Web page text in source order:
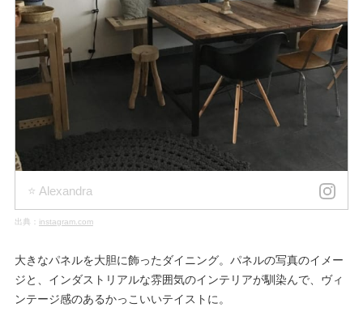
⭐️ Alexandra
出典： instagram.com
大きなパネルを大胆に飾ったダイニング。パネルの写真のイメー
ジと、インダストリアルな雰囲気のインテリアが馴染んで、ヴィ
ンテージ感のあるかっこいいテイストに。